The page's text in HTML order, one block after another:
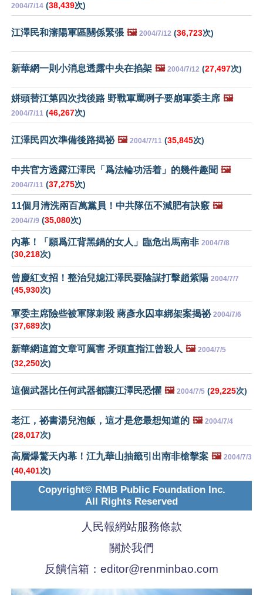
2004/7/14 (38,439次)
江澤民和瀋陽軍區關係緊張 🖼️ 2004/7/12 (36,723次)
新華網一則小消息透露中央在掐架 🖼️ 2004/7/12 (27,497次)
姘頭替江第四次找後路 野戰軍罵咧子要崩軍委主席 🖼️
2004/7/11 (46,267次)
江澤民四次準備後路揭祕 🖼️ 2004/7/11 (35,845次)
中共官方透露江澤民「爲法輪功活着」的幾件趣聞 🖼️
2004/7/11 (37,275次)
11個月清洗兩百萬黨員！中共隊伍不減肥有訣竅 🖼️
2004/7/9 (35,080次)
內幕！「願爲江背黑鍋的女人」臨危出馬南非 2004/7/8
(30,218次)
曾慶紅支招！整治兒媳江澤民耍陰謀打擊趙紫陽 2004/7/7
(45,930次)
軍委主席險些被軍隊刺殺 蔣彥永囚車綁架案揭祕 2004/7/6
(37,689次)
新華網這篇文章可厲害 矛頭直指江曾殺人 🖼️ 2004/7/5
(32,250次)
這個武器比任何武器都讓江澤民恐懼 🖼️ 2004/7/5 (29,225次)
老江，祕書湯兒泡飯，這才是您最想知道的 🖼️ 2004/7/4
(28,017次)
高層爆驚天內幕！江九華山抽籤引出南非槍擊案 🖼️ 2004/7/3
(40,401次)
Copyright© RMB Public Foundation Inc.
All Rights Reserved
人民報網站服務條款
關於我們
反饋信箱： editor@renminbao.com